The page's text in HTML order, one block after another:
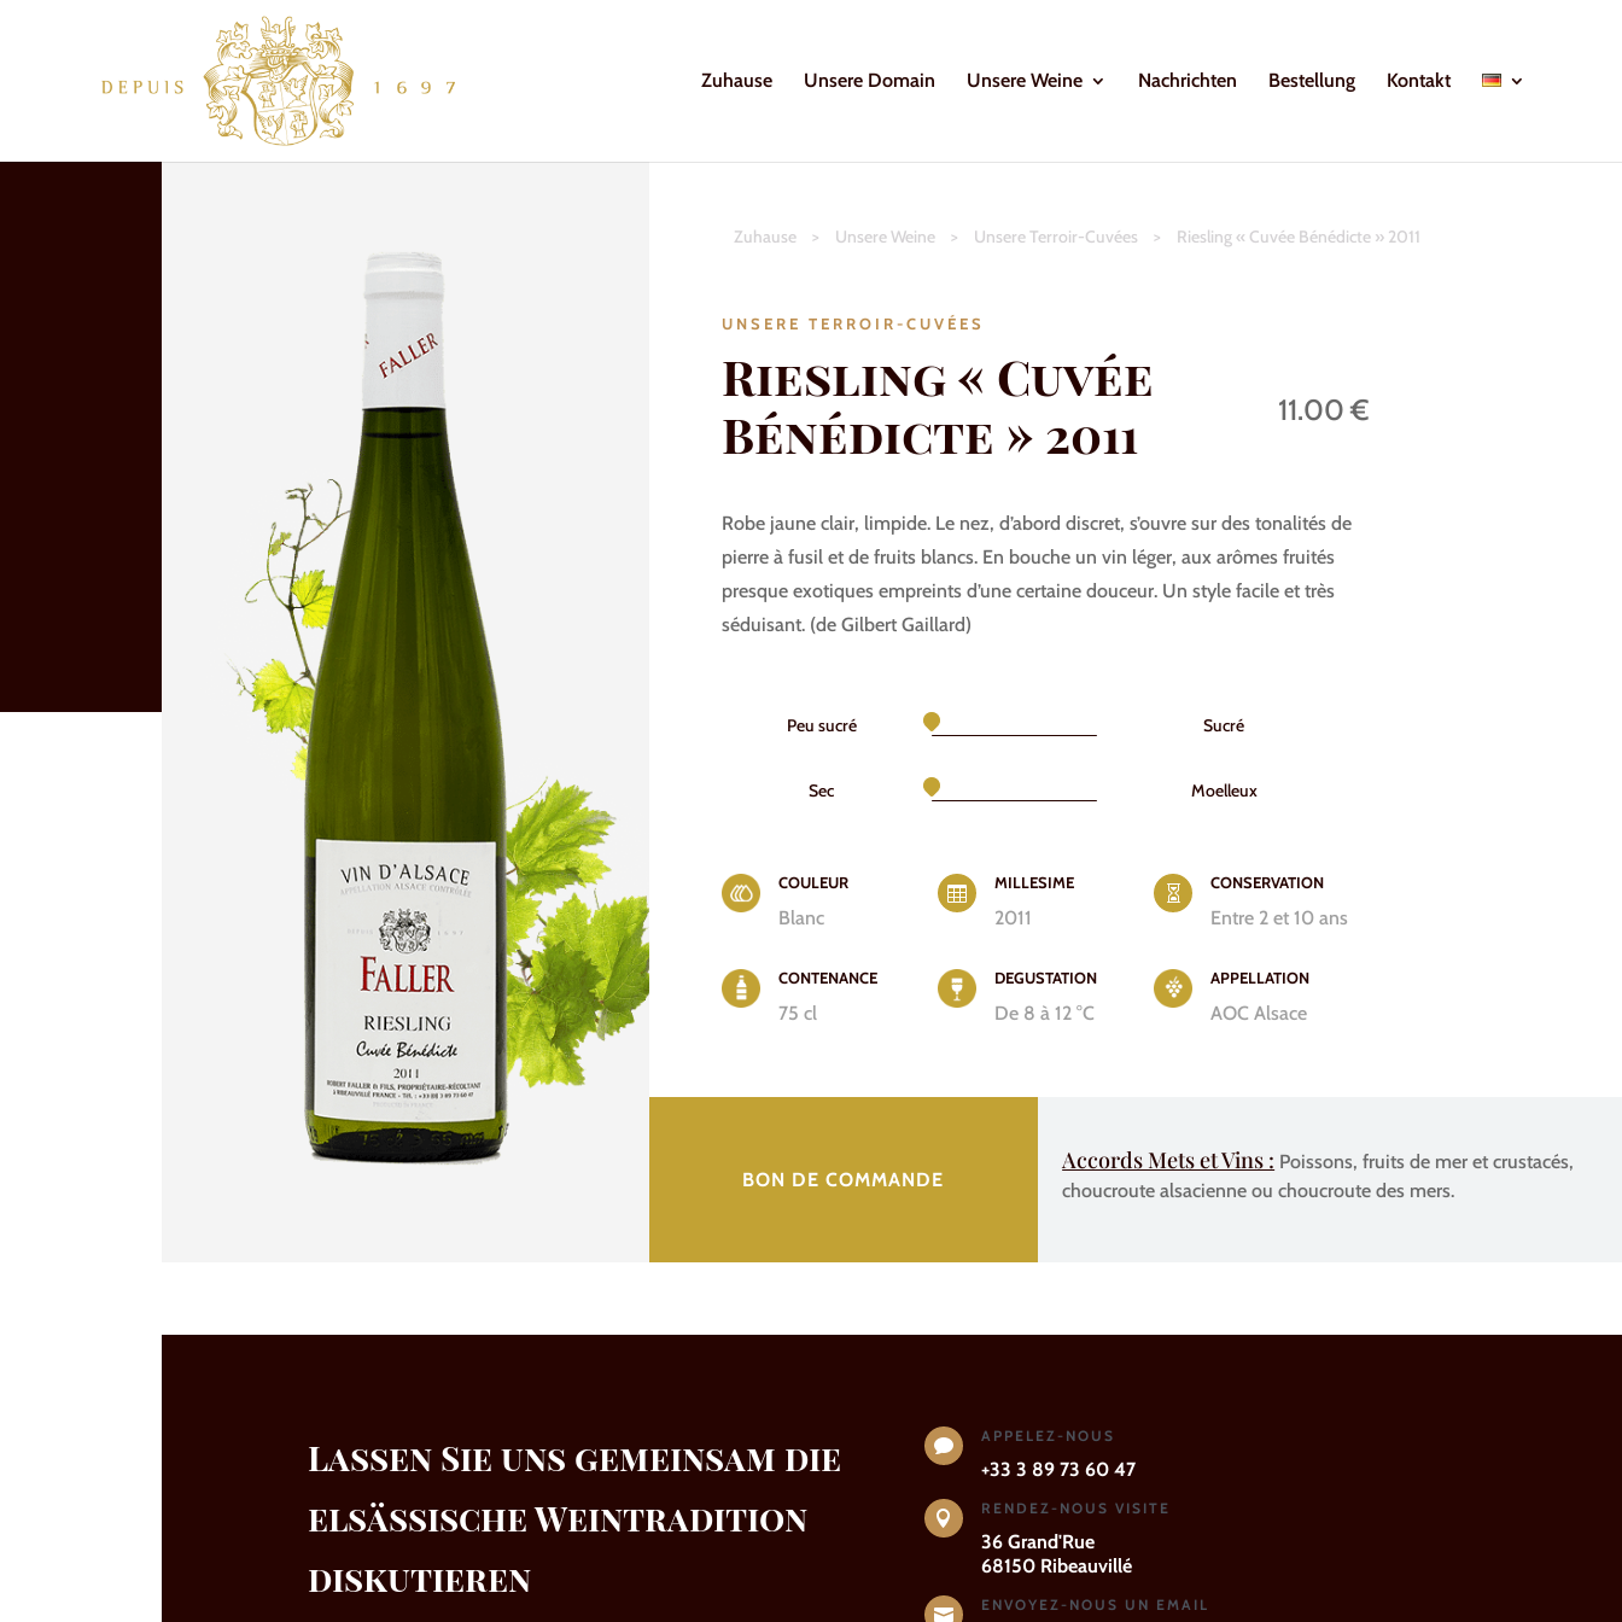
Zuhause Unsere Domain Unsere Weine Nachrichten Bestellung Kontakt
Zuhause > Unsere Weine > Unsere Terroir-Cuvées > Riesling « Cuvée Bénédicte » 2011
UNSERE TERROIR-CUVÉES
Riesling « Cuvée
Bénédicte » 2011
11.00 €
Robe jaune clair, limpide. Le nez, d’abord discret, s’ouvre sur des tonalités de
pierre à fusil et de fruits blancs. En bouche un vin léger, aux arômes fruités
presque exotiques empreints d’une certaine douceur. Un style facile et très
séduisant. (de Gilbert Gaillard)
Peu sucré Sucré
Sec Moelleux
COULEUR
Blanc

MILLESIME
2011

CONSERVATION
Entre 2 et 10 ans
CONTENANCE
75 cl
DEGUSTATION
De 8 à 12 °C
APPELLATION
AOC Alsace
BON DE COMMANDE
Accords Mets et Vins : Poissons, fruits de mer et crustacés,
choucroute alsacienne ou choucroute des mers.
Lassen Sie uns gemeinsam die
elsässische Weintradition
diskutieren

APPELEZ-NOUS
+33 3 89 73 60 47

RENDEZ-NOUS VISITE
36 Grand'Rue
68150 Ribeauvillé

ENVOYEZ-NOUS UN EMAIL